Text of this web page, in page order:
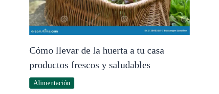
Cómo llevar de la huerta a tu casa
productos frescos y saludables
Alimentación